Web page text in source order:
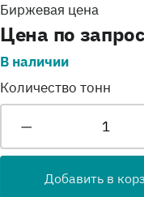
Биржевая цена
Цена по
В наличии
Количество тонн
Добавить в